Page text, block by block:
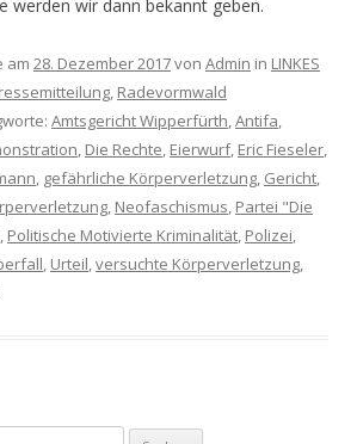
werden wir dann bekannt geben.
am 28. Dezember 2017von Admin in LINKES
, Radevormwald
Amtsgericht Wipperfürth,Antifa,
, Die Rechte, Eierwurf, Eric Fieseler,
, gefährliche Körperverletzung, Gericht,
, Neofaschismus, Partei "Die
, Politische Motivierte Kriminalität, Polizei,
, Urteil,versuchte Körperverletzung,